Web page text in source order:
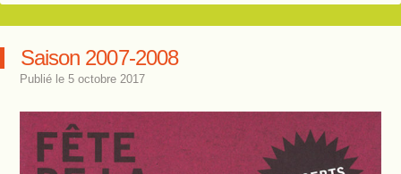
Saison 2007-2008
Publié le 5 octobre 2017